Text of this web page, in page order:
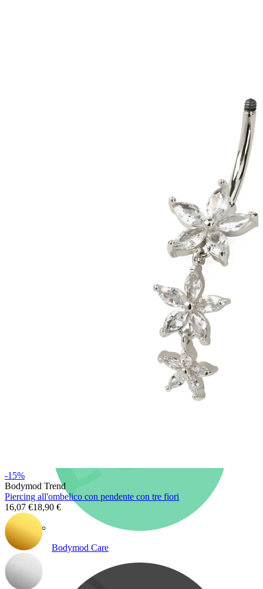
Compra Bodymod Moments
Bodymod Care
-15%
Bodymod Trend
Piercing all'ombelico con pendente con tre fiori
16,07 €18,90 €